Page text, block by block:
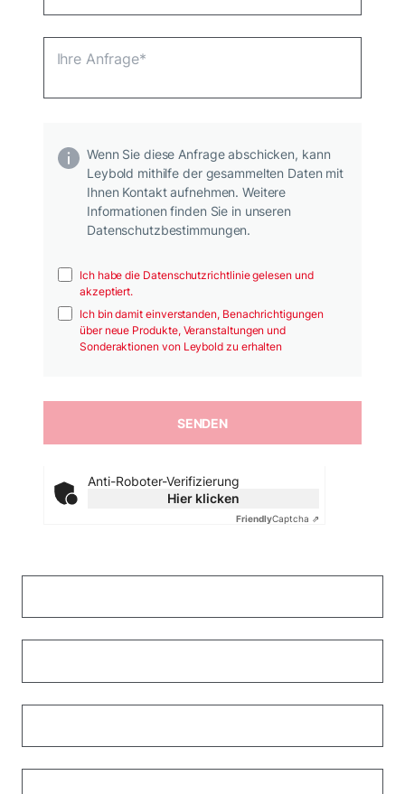
Wenn Sie diese Anfrage abschicken, kann
Leybold mithilfe der gesammelten Daten mit
Ihnen Kontakt aufnehmen. Weitere
Informationen finden Sie in unseren
Datenschutzbestimmungen.
Ich habe die Datenschutzrichtlinie gelesen und
akzeptiert.
Ich bin damit einverstanden, Benachrichtigungen
über neue Produkte, Veranstaltungen und
Sonderaktionen von Leybold zu erhalten
Anti-Roboter-Verifizierung
Hier klicken
FriendlyCaptcha ⇗